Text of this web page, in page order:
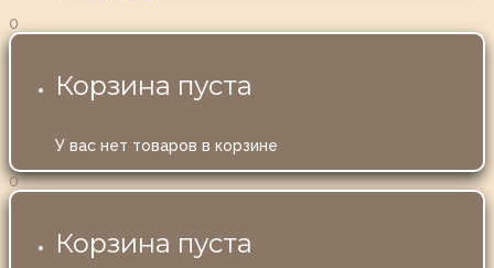
0
Корзина пуста
У вас нет товаров в корзине
0
Корзина пуста